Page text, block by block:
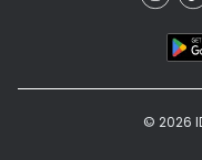
© 2026